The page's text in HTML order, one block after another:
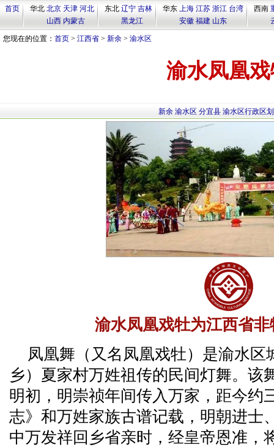
首页 华北 北京 天津 河北
山西 内蒙古
东北 辽宁 吉林
黑龙江
华东 上海 江苏 浙江 台湾
安徽 福建 山东
西南
您现在的位置： 首页 > 江西省 > 新余 > 渝水区
渝水凤凰
新余 渝水区 分宜县 渝水区行政区划
渝水凤凰戏牡为江西省
凤凰舞（又名凤凰戏牡）是渝水区
乡）夏家村万姓祖传的民间灯舞。该
明初，明崇祯年间传入万家，距今约
志》和万姓家族古谱记载，明朝进士
中万发祥回乡省亲时，经皇帝恩准，